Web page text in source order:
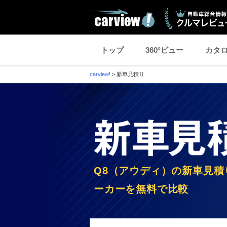
トップ 360°ビュー カタ
carview! > 新車見積り
Q8（アウディ）の新車見
ーカーを無料で比較